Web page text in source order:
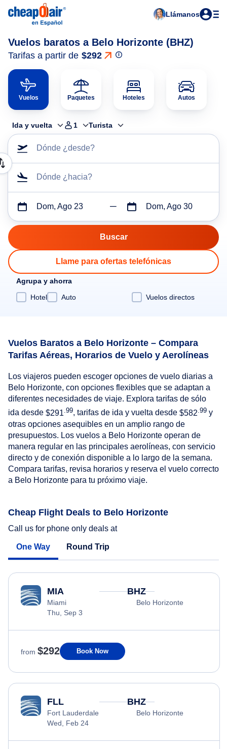
Llámanos
Vuelos baratos a Belo Horizonte (BHZ)
Tarifas a partir de $292
Vuelos Paquetes Hoteles Autos
Ida y vuelta 1 Turista
Dónde ¿desde?
Dónde ¿hacia?
Dom, Ago 23 Dom, Ago 30
Llame para ofertas telefónicas
Agrupa y ahorra
Hotel
Auto Vuelos directos
Vuelos Baratos a Belo Horizonte – Compara
Tarifas Aéreas, Horarios de Vuelo y Aerolíneas
Los viajeros pueden escoger opciones de vuelo diarias a
Belo Horizonte, con opciones flexibles que se adaptan a
diferentes necesidades de viaje. Explora tarifas de sólo
ida desde $291 .99, tarifas de ida y vuelta desde $582 .99 y
otras opciones asequibles en un amplio rango de
presupuestos. Los vuelos a Belo Horizonte operan de
manera regular en las principales aerolíneas, con servicio
directo y de conexión disponible a lo largo de la semana.
Compara tarifas, revisa horarios y reserva el vuelo correcto
a Belo Horizonte para tu próximo viaje.
Cheap Flight Deals to Belo Horizonte
Call us for phone only deals at
One Way Round Trip
MIA
Miami
Thu, Sep 3
BHZ
Belo Horizonte
from $292 Book Now
FLL
Fort Lauderdale
Wed, Feb 24
BHZ
Belo Horizonte